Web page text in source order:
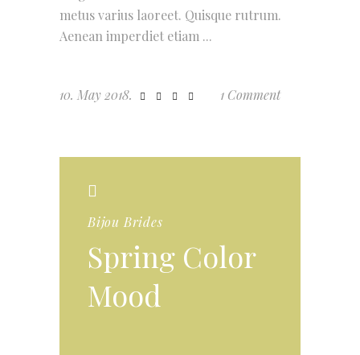
metus varius laoreet. Quisque rutrum.
Aenean imperdiet etiam
10. May 2018. 1 Comment
Bijou Brides
Spring Color
Mood